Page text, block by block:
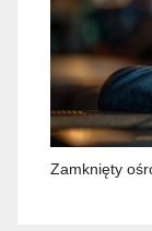
Zamknięty